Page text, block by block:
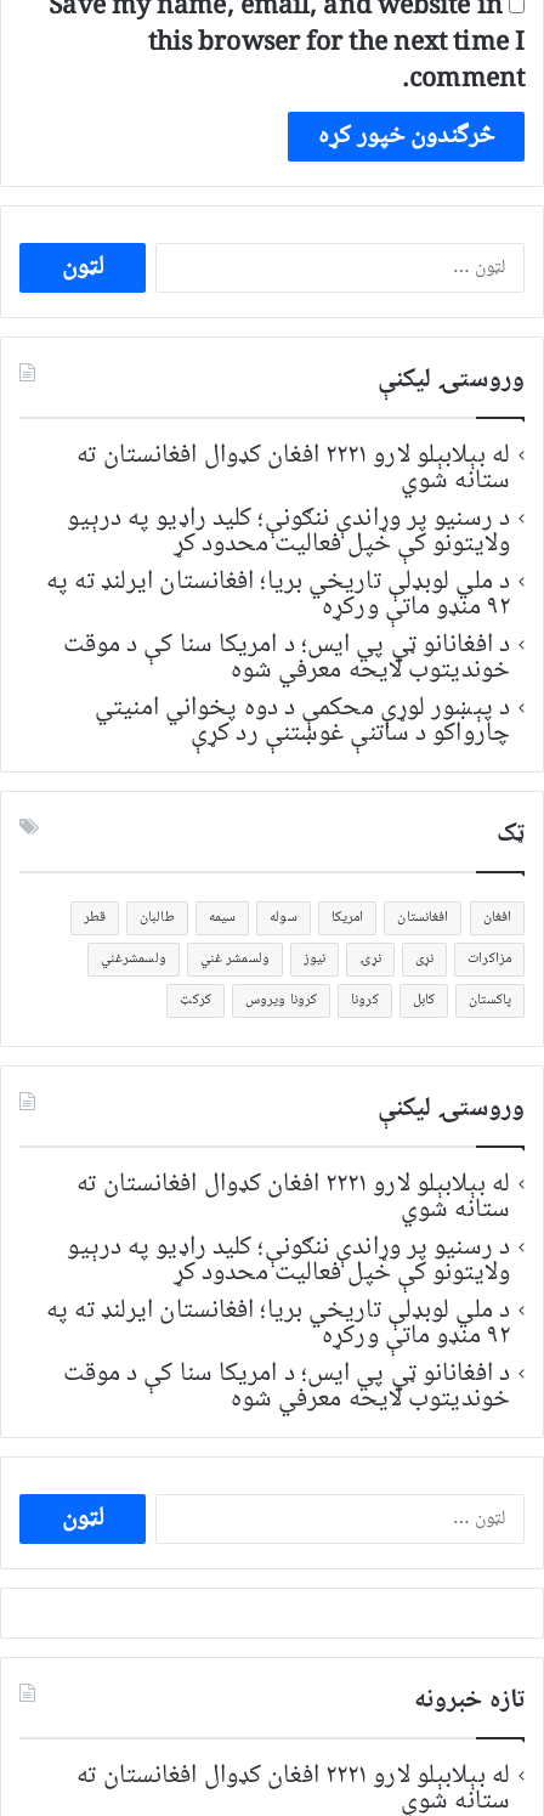
this browser for the next time I
comment.
ددی
لپاره
لټون:
وروستۍ ليکنې
له بېلابېلو لارو ۲۲۲۱ افغان کډوال افغانستان ته
ستانه شوي
د رسنیو پر وړاندې ننګونې؛ کلید راډیو په درېیو
ولایتونو کې خپل فعالیت محدود کړ
د ملي لوبډلې تاریخي بریا؛ افغانستان ایرلنډ ته په
۹۲ منډو ماتې ورکړه
د افغانانو ټي پي ایس؛ د امریکا سنا کې د موقت
خونديتوب لایحه معرفي شوه
د پېښور لوړې محکمې د دوه پخواني امنیتي
چارواکو د ساتنې غوښتنې رد کړې
ټک
افغان افغانستان امریکا سوله سیمه طالبان
قطر
مزاکرات
نړی نړۍ نیوز ولسمشر غني
ولسمشرغني
پاکستان
کابل کرونا کرونا ویروس کرکټ
وروستۍ ليکنې
له بېلابېلو لارو ۲۲۲۱ افغان کډوال افغانستان ته
ستانه شوي
د رسنیو پر وړاندې ننګونې؛ کلید راډیو په درېیو
ولایتونو کې خپل فعالیت محدود کړ
د ملي لوبډلې تاریخي بریا؛ افغانستان ایرلنډ ته په
۹۲ منډو ماتې ورکړه
د افغانانو ټي پي ایس؛ د امریکا سنا کې د موقت
خونديتوب لایحه معرفي شوه
ددی
لپاره
لټون:
تازه خبرونه
له بېلابېلو لارو ۲۲۲۱ افغان کډوال افغانستان ته
ستانه شوي